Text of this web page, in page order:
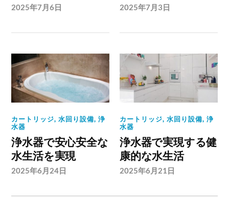
2025年7月6日 2025年7月3日
カートリッジ,水回り設備,浄
水器
浄水器で安心安全な
水生活を実現
2025年6月24日
カートリッジ,水回り設備,浄
水器
浄水器で実現する健
康的な水生活
2025年6月21日